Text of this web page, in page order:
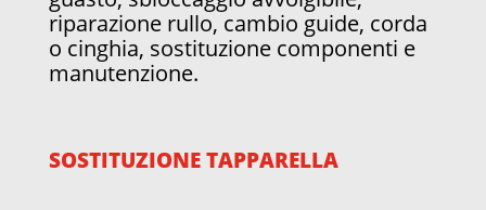
riparazione rullo, cambio guide, corda
o cinghia, sostituzione componenti e
manutenzione.
SOSTITUZIONE TAPPARELLA